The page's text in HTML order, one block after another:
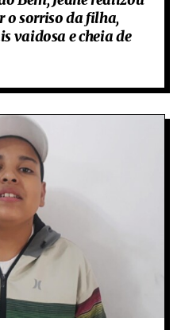
o sorriso da filha,
vaidosa e cheia de